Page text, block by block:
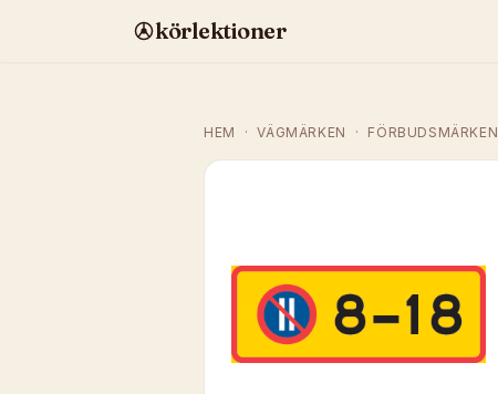
körlektioner
HEM · VÄGMÄRKEN · FÖRBUDSMÄRKEN